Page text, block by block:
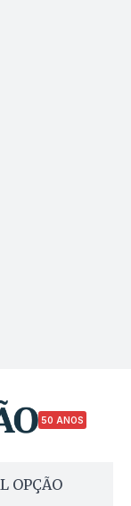
50 ANOS
OPÇÃO